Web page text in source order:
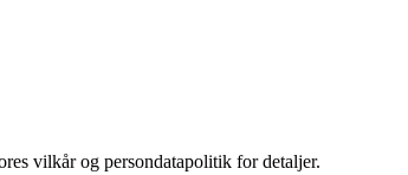
vilkår og persondatapolitik for detaljer.